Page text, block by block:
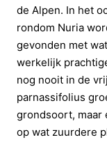
de Alpen. In het
rondom Nuria
gevonden met
werkelijk
nog nooit in de
parnassifolius
grondsoort, maar
op wat zuurdere